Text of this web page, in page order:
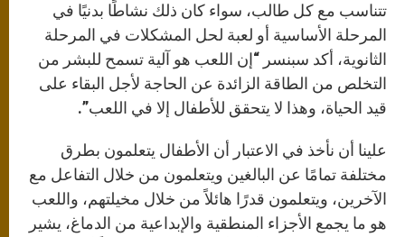
تتناسب مع كل طالب، سواء كان ذلك نشاطًا بدنيًا في
المرحلة الأساسية أو لعبة لحل المشكلات في المرحلة
الثانوية، أكد سبنسر “إن اللعب هو آلية تسمح للبشر من
التخلص من الطاقة الزائدة عن الحاجة لأجل البقاء على
قيد الحياة، وهذا لا يتحقق للأطفال إلا في اللعب”.
علينا أن نأخذ في الاعتبار أن الأطفال يتعلمون بطرق
مختلفة تمامًا عن البالغين ويتعلمون من خلال التفاعل مع
الآخرين، ويتعلمون قدرًا هائلاً من خلال مخيلتهم، واللعب
هو ما يجمع الأجزاء المنطقية والإبداعية من الدماغ، يشير